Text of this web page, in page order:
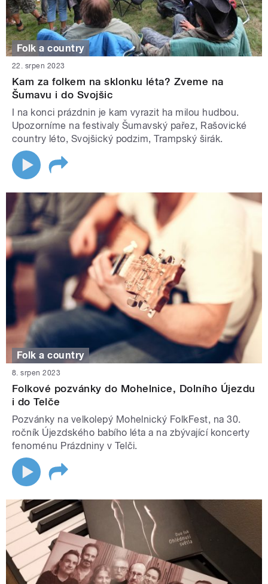
Folk a country
22. srpen 2023
Kam za folkem na sklonku léta? Zveme na
Šumavu i do Svojšic
I na konci prázdnin je kam vyrazit ha milou hudbou.
Upozorníme na festivaly Šumavský pařez, Rašovické
country léto, Svojšický podzim, Trampský širák.
Folk a country
8. srpen 2023
Folkové pozvánky do Mohelnice, Dolního Újezdu
i do Telče
Pozvánky na velkolepý Mohelnický FolkFest, na 30.
ročník Újezdského babího léta a na zbývající koncerty
fenoménu Prázdniny v Telči.